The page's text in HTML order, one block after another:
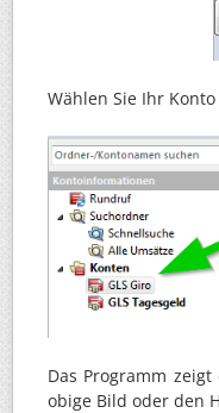
Wählen Sie Ihr
Das Programm
obige Bild oder den